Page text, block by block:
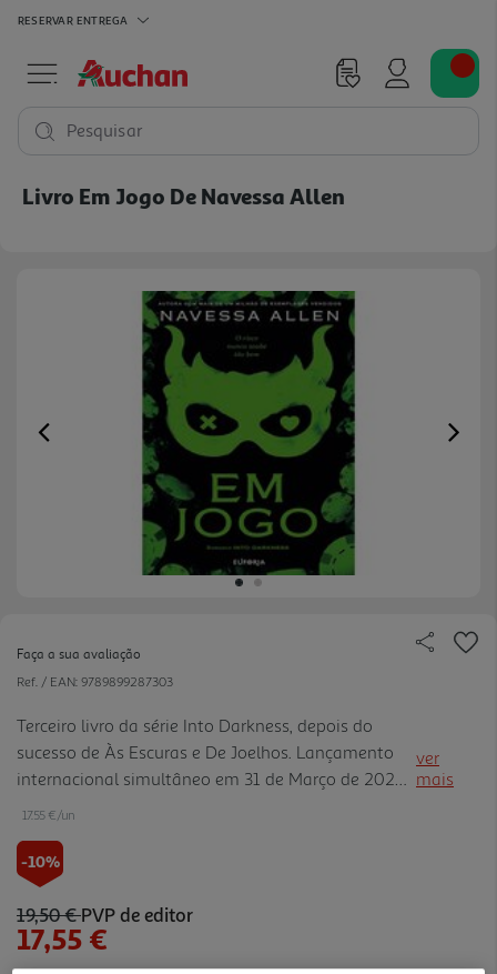
RESERVAR ENTREGA
Pesquisar
Livro Em Jogo De Navessa Allen
Previous
Faça a sua avaliação
Ref. / EAN: 9789899287303
Terceiro livro da série Into Darkness, depois do
sucesso de Às Escuras e De Joelhos. Lançamento
internacional simultâneo em 31 de Março de 2026.
Um divertido dark romance de falso namoro,
moralmente ambíguas mu ito picantes. O
bestsellerÀs Escuras será adaptado para série da
Netflix e já vendeu mais de um milhão de
exemplares.
ver
mais
17.55 €/un
-10%
19,50 €PVP de editor
17,55 €